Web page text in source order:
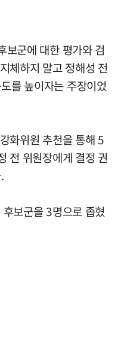
보군에 대한 평가와 검
체하지 말고 정해성 전
를 높이자는 주장이었
화위원 추천을 통해 5
전 위원장에게 결정 권
보군을 3명으로 좁혔